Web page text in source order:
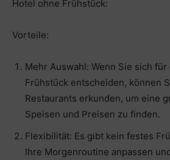
Hotel ohne Frühstück:
Vorteile:
Mehr Auswahl: Wenn Sie sich
Frühstück entscheiden, können
Restaurants erkunden, um eine
Speisen und Preisen zu finden.
Flexibilität: Es gibt kein festes
Ihre Morgenroutine anpassen